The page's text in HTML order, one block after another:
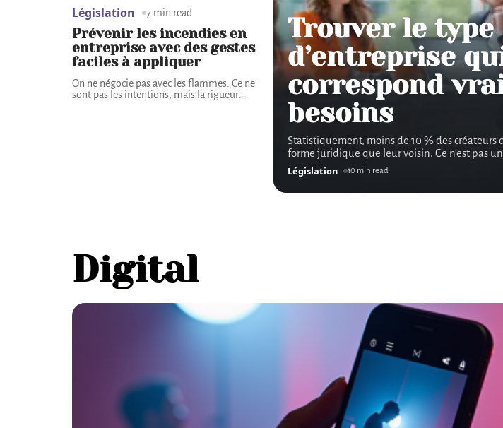
Législation 7 min read
Prévenir les incendies en
entreprise avec des gestes
faciles à appliquer
On ne négocie pas avec les flammes. Ce ne
sont pas les intentions, mais la rigueur
Trouver le type
d’entreprise
correspond
besoins
Statistiquement, moins de 10 % des créateurs
forme juridique que leur voisin. Ce n'est pas
Législation 10 min read
Digital